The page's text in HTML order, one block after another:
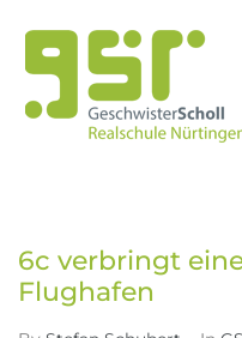
6c verbringt
Flughafen